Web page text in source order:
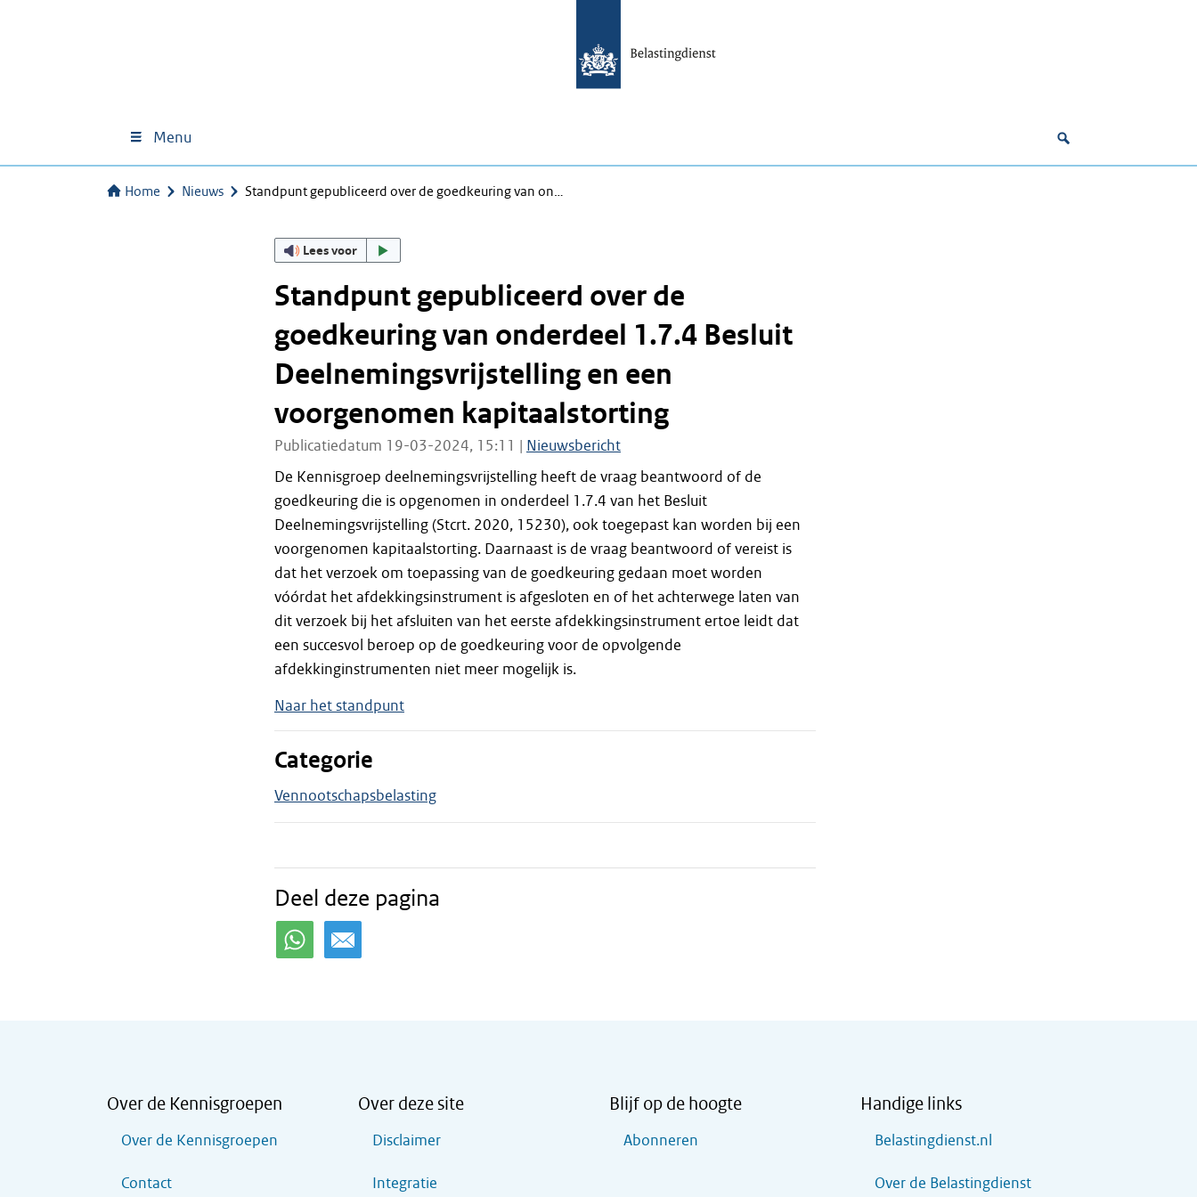
Menu
Home Nieuws Standpunt gepubliceerd over de goedkeuring van on…
Lees voor
Standpunt gepubliceerd over de
goedkeuring van onderdeel 1.7.4 Besluit
Deelnemingsvrijstelling en een
voorgenomen kapitaalstorting
Publicatiedatum 19-03-2024, 15:11 | Nieuwsbericht
De Kennisgroep deelnemingsvrijstelling heeft de vraag beantwoord of de
goedkeuring die is opgenomen in onderdeel 1.7.4 van het Besluit
Deelnemingsvrijstelling (Stcrt. 2020, 15230), ook toegepast kan worden bij een
voorgenomen kapitaalstorting. Daarnaast is de vraag beantwoord of vereist is
dat het verzoek om toepassing van de goedkeuring gedaan moet worden
vóórdat het afdekkingsinstrument is afgesloten en of het achterwege laten van
dit verzoek bij het afsluiten van het eerste afdekkingsinstrument ertoe leidt dat
een succesvol beroep op de goedkeuring voor de opvolgende
afdekkinginstrumenten niet meer mogelijk is.
Naar het standpunt
Categorie
Vennootschapsbelasting
Deel deze pagina
Over de Kennisgroepen
Over de Kennisgroepen
Contact
Over deze site
Disclaimer
Integratie
Blijf op de hoogte
Abonneren
Handige links
Belastingdienst.nl
Over de Belastingdienst